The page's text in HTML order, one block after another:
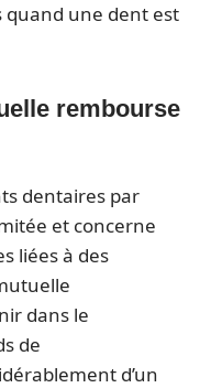
quand une dent est
rembourse
dentaires par
et concerne
liées à des
dans le
de
d’un